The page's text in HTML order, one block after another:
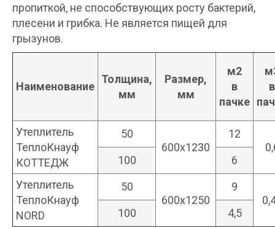
пропиткой, не способствующих росту бактерий,
плесени и грибка. Не является пищей для
грызунов.
Наименование
Толщина,
мм
Размер,
мм
м2
в
пачке
в
Утеплитель
ТеплоКнауф
КОТТЕДЖ
50
600х1230
12
100
6
Утеплитель
ТеплоКнауф
NORD
50
600х1250
9
100
4,5